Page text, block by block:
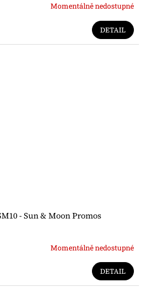
Momentálně nedostupné
DETAIL
- Sun & Moon Promos
Momentálně nedostupné
DETAIL